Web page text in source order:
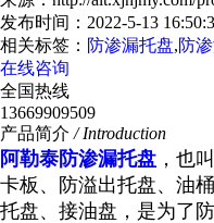
发布时间：2022-5-13
相关标签： 防渗漏托盘,防
在线咨询
全国热线
13669909509
产品简介 / Introduction
阿勒泰防渗漏托盘 ，也
卡板、防溢出托盘、油
托盘、接油盘，是为了